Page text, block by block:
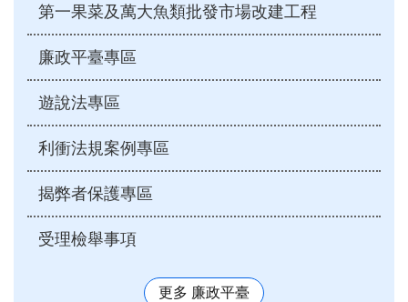
第一果菜及萬大魚類批發市場改建工程
廉政平臺專區
遊說法專區
利衝法規案例專區
揭弊者保護專區
受理檢舉事項
更多 廉政平臺